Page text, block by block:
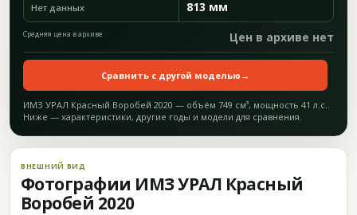
Нет данных 813 мм
Средняя цена в архиве Цен в архиве нет
Сравнить с другой моделью →
ИМЗ УРАЛ Красный Воробей 2020 — объём 749 см³, мощность 41 л.с..
Ниже — характеристики, другие годы и модели для сравнения.
ВНЕШНИЙ ВИД
Фотографии ИМЗ УРАЛ Красный
Воробей 2020